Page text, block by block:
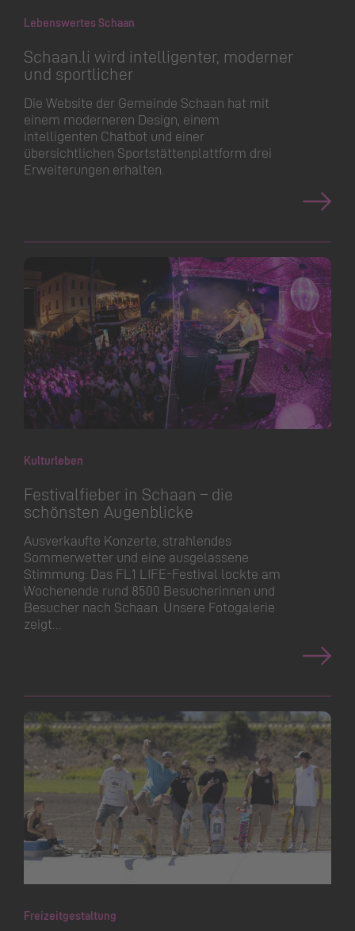
Lebenswertes Schaan
Schaan.​li wird intelligenter, moderner
und sportlicher
Die Website der Gemeinde Schaan hat mit
einem moderneren Design, einem
intelligenten Chatbot und einer
übersichtlichen Sportstät­ten­plattform drei
Erweiterungen erhalten.
Kulturleben
Festivalfieber in Schaan – die
schönsten Augenblicke
Ausverkaufte Konzerte, strahlendes
Sommerwetter und eine ausgelassene
Stimmung: Das FL1 LIFE-Festival lockte am
Wochenende rund 8500 Besucherinnen und
Besucher nach Schaan. Unsere Fotogalerie
zeigt…
Freizeitgestaltung